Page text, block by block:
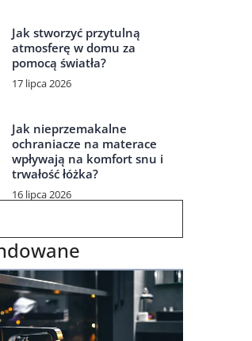
Jak stworzyć przytulną
atmosferę w domu za
pomocą światła?
17 lipca 2026
Jak nieprzemakalne
ochraniacze na materace
wpływają na komfort snu i
trwałość łóżka?
16 lipca 2026